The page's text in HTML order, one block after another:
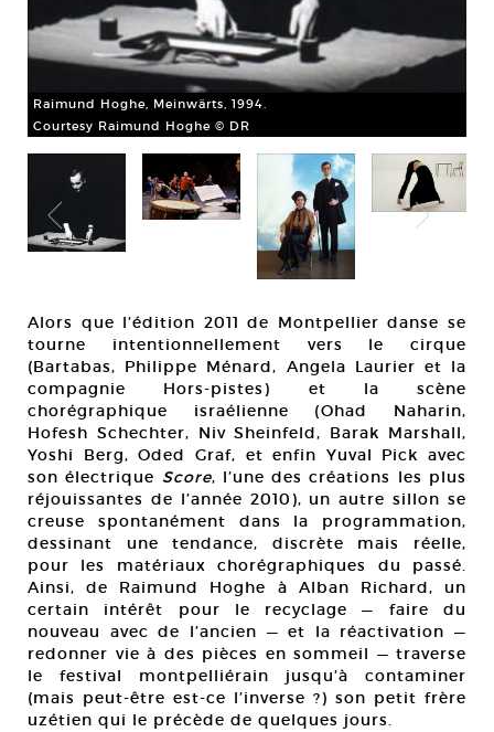
Raimund Hoghe, Meinwärts, 1994.
Courtesy Raimund Hoghe © DR
Alors que l’édition 2011 de Montpellier danse se
tourne intentionnellement vers le cirque
(Bartabas, Philippe Ménard, Angela Laurier et la
compagnie Hors-pistes) et la scène
chorégraphique israélienne (Ohad Naharin,
Hofesh Schechter, Niv Sheinfeld, Barak Marshall,
Yoshi Berg, Oded Graf, et enfin Yuval Pick avec
son électrique Score, l’une des créations les plus
réjouissantes de l’année 2010), un autre sillon se
creuse spontanément dans la programmation,
dessinant une tendance, discrète mais réelle,
pour les matériaux chorégraphiques du passé.
Ainsi, de Raimund Hoghe à Alban Richard, un
certain intérêt pour le recyclage — faire du
nouveau avec de l’ancien — et la réactivation —
redonner vie à des pièces en sommeil — traverse
le festival montpelliérain jusqu’à contaminer
(mais peut-être est-ce l’inverse ?) son petit frère
uzétien qui le précède de quelques jours.